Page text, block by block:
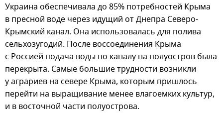
Украина обеспечивала до 85% потребностей Крыма
в пресной воде через идущий от Днепра Северо-
Крымский канал. Она использовалась для полива
сельхозугодий. После воссоединения Крыма
с Россией подача воды по каналу на полуостров была
перекрыта. Самые большие трудности возникли
у аграриев на севере Крыма, которым пришлось
перейти на выращивание менее влагоемких культур,
и в восточной части полуострова.